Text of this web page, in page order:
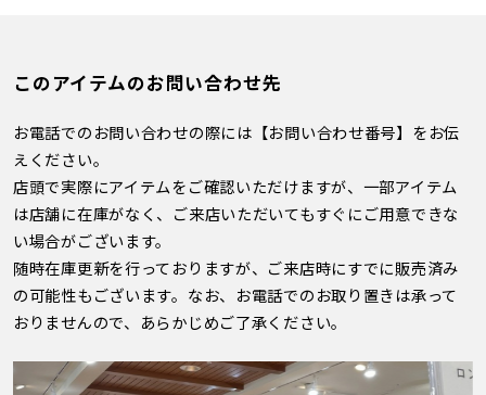
このアイテムのお問い合わせ先
お電話でのお問い合わせの際には【お問い合わせ番号】をお伝
えください。
店頭で実際にアイテムをご確認いただけますが、一部アイテム
は店舗に在庫がなく、ご来店いただいてもすぐにご用意できな
い場合がございます。
随時在庫更新を行っておりますが、ご来店時にすでに販売済み
の可能性もございます。なお、お電話でのお取り置きは承って
おりませんので、あらかじめご了承ください。